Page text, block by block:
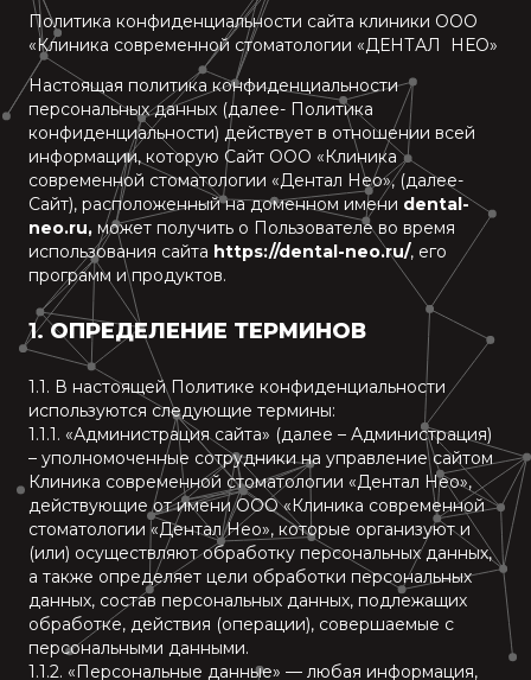
Политика конфиденциальности сайта клиники ООО
«Клиника современной стоматологии «ДЕНТАЛ НЕО»
Настоящая политика конфиденциальности
персональных данных (далее- Политика
конфиденциальности) действует в отношении всей
информации, которую Сайт ООО «Клиника
современной стоматологии «Дентал Нео», (далее-
Сайт), расположенный на доменном имени dental-
neo.ru, может получить о Пользователе во время
использования сайта https://dental-neo.ru/, его
программ и продуктов.
1.ОПРЕДЕЛЕНИЕ ТЕРМИНОВ
1.1. В настоящей Политике конфиденциальности
используются следующие термины:
1.1.1. «Администрация сайта» (далее – Администрация)
– уполномоченные сотрудники на управление сайтом
Клиника современной стоматологии «Дентал Нео»,
действующие от имени ООО «Клиника современной
стоматологии «Дентал Нео», которые организуют и
(или) осуществляют обработку персональных данных,
а также определяет цели обработки персональных
данных, состав персональных данных, подлежащих
обработке, действия (операции), совершаемые с
персональными данными.
1.1.2. «Персональные данные» — любая информация,